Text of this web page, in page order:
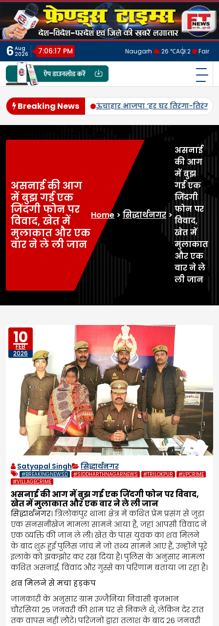
Skip
content
6 Aug
2026
7:06:20 PM Naugarh 26 ℃AQI:2 Fair
फ्रेंड्स टाइम्स
Breaking News
से 15 अगस्त तक चलने वाले अभियान में हर घर और समाज के हर वर्ग
असनाई की आग
में बुझ गई एक
जिंदगी फोन पर
विवाद, खेत में
मुलाकात और एक
वार ने ले ली जान
Home > सिद्धार्थनगर >
असनाई
की आग
में बुझ
गई एक
जिंदगी
फोन पर
विवाद,
खेत में
मुलाकात
और एक
वार ने ले
ली जान
10
FEB
2026
Satyapal Singh सिद्धार्थनगर
#BREAKINGNEWSD #SIDDHARTHNAGARNEWS #TRILOKPUR
#UPCRIME
#VILLAGECRIME
असनाई की आग में बुझ गई एक जिंदगी फोन पर विवाद,
खेत में मुलाकात और एक वार ने ले ली जान
सिद्धार्थनगर। त्रिलोकपुर थाना क्षेत्र में कथित प्रेम प्रसंग से जुड़ा
एक सनसनीखेज मामला सामने आया है, जहां आपसी विवाद ने
एक व्यक्ति की जान ले ली। खेत के पास युवक का शव मिलने
के बाद शुरू हुई पुलिस जांच में जो तथ्य सामने आए हैं, उन्होंने पूरे
इलाके को झकझोर कर रख दिया है। पुलिस के अनुसार मामला
कथित असनाई, विवाद और गुस्से का परिणाम बताया जा रहा है।
शव मिलने से मचा हड़कंप
जानकारी के अनुसार ग्राम उज्जैनिया निवासी बृजभान
चौरसिया 25 जनवरी की शाम घर से निकले थे, लेकिन देर रात
तक वापस नहीं लौटे। परिजनों द्वारा तलाश के बाद 26 जनवरी